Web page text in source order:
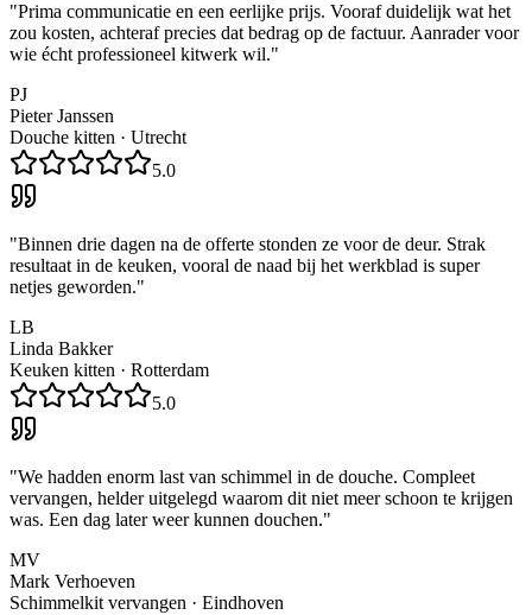
"Prima communicatie en een eerlijke prijs. Vooraf duidelijk wat het
zou kosten, achteraf precies dat bedrag op de factuur. Aanrader voor
wie écht professioneel kitwerk wil."
PJ
Pieter Janssen
Douche kitten · Utrecht
5.0
"Binnen drie dagen na de offerte stonden ze voor de deur. Strak
resultaat in de keuken, vooral de naad bij het werkblad is super
netjes geworden."
LB
Linda Bakker
Keuken kitten · Rotterdam
5.0
"We hadden enorm last van schimmel in de douche. Compleet
vervangen, helder uitgelegd waarom dit niet meer schoon te krijgen
was. Een dag later weer kunnen douchen."
MV
Mark Verhoeven
Schimmelkit vervangen · Eindhoven